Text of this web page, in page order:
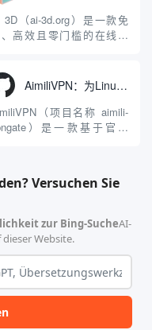
解决方案。网站的核心优
于其强大的多模型聚合能
3D（ai-3d.org）是一款免
高效且零门槛的在线AI
3D两大行业领先的AI
架构，致力于帮助用户无
握复杂的3D拓扑知识或昂
专业软件，即可在...
AimiliVPN：为Linux提供纯净出站家庭IP的VPN代理网关
（项目名称 aimili-
）是一款基于官方
VPS）设计。它完全采用
安装...
Versuchen Sie
zur Bing-SucheAI-
dieser Website.